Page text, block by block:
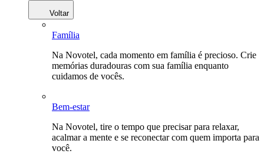
Voltar
Família
Na Novotel, cada momento em família é precioso. Crie
memórias duradouras com sua família enquanto
cuidamos de vocês.
Bem-estar
Na Novotel, tire o tempo que precisar para relaxar,
acalmar a mente e se reconectar com quem importa para
você.